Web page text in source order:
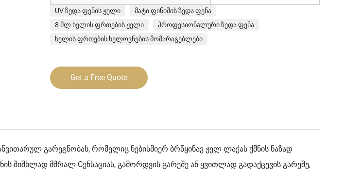
UV ზედა ფენის ჟელი
მატი ფინიშის ზედა ფენა
8 მლ ხელის ფრთების ჟელი
პროფესიონალური ზედა ფენა
ხელის ფრთების ხელოვნების მომარაგებლები
Get a Free Quote
გარეგნობას, რომელიც ნებისმიერ ბრწყინავ ჟელ ლაქას ქმნის ნაზად
შიშხლად მშრალ Cენსაციას, გამორდვის გარეშე ან ყვითლად გადაქცევის გარეშე,